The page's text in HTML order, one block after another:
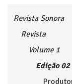
Revista Sonora
Revista
Volume 1
Edição 02